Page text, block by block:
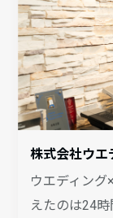
株式会社ウエ
ウエディング
えたのは24